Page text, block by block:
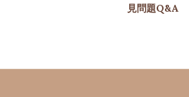
見問題Q&A